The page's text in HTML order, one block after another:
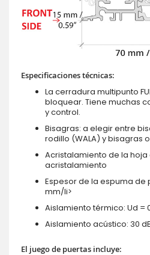
Especificaciones técnicas:
La cerradura multipunto
bloquear. Tiene muchas
y control.
Bisagras: a elegir entre
rodillo (WALA) y bisagras
Acristalamiento de la
acristalamiento
Espesor de la espuma de
mm/li>
Aislamiento térmico: Ud =
Aislamiento acústico: 30
El juego de puertas incluye: